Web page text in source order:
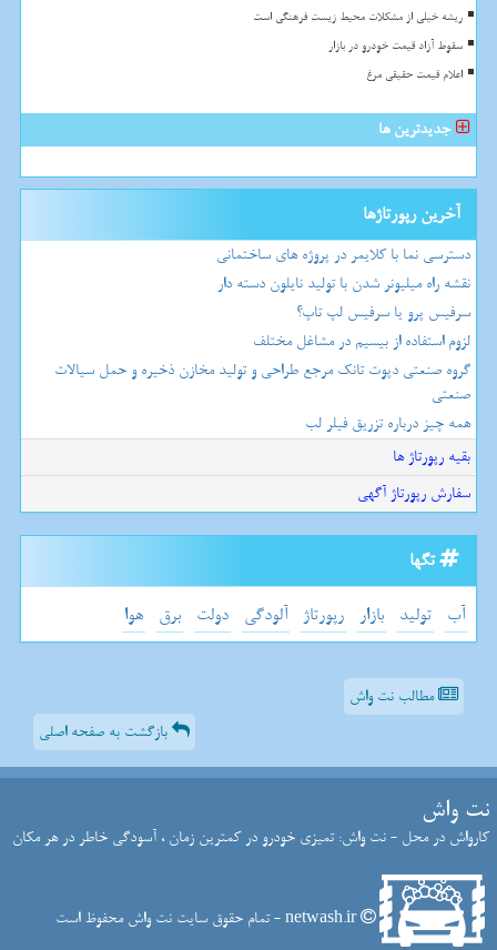
ریشه خیلی از مشکلات محیط زیست فرهنگی است
سقوط آزاد قیمت خودرو در بازار
اعلام قیمت حقیقی مرغ
جدیدترین ها
آخرین رپورتاژها
دسترسی نما با کلایمر در پروژه های ساختمانی
نقشه راه میلیونر شدن با تولید نایلون دسته دار
سرفیس پرو یا سرفیس لپ تاپ؟
لزوم استفاده از بیسیم در مشاغل مختلف
گروه صنعتی دپوت تانک مرجع طراحی و تولید مخازن ذخیره و حمل سیالات
صنعتی
همه چیز درباره تزریق فیلر لب
بقیه رپورتاژ ها
سفارش رپورتاژ آگهی
تگها
آب تولید بازار رپورتاژ آلودگی دولت برق هوا
مطالب نت واش
بازگشت به صفحه اصلی
نت واش
کارواش در محل - نت واش: تمیزی خودرو در کمترین زمان ، آسودگی خاطر در هر مکان
netwash.ir - تمام حقوق سایت نت واش محفوظ است